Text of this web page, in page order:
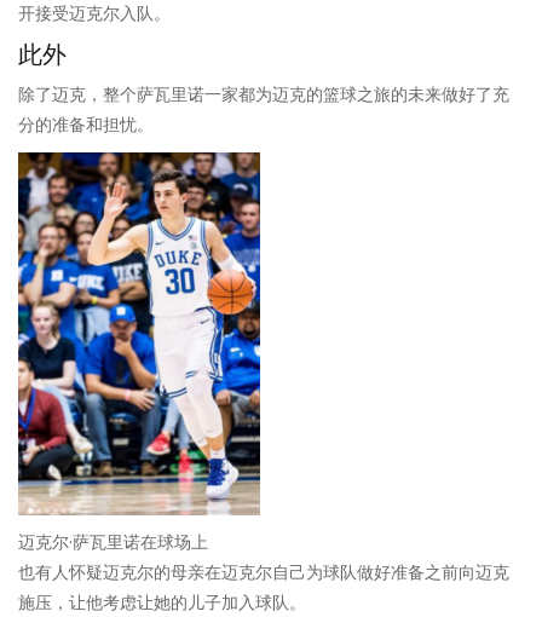
开接受迈克尔入队。
此外
除了迈克，整个萨瓦里诺一家都为迈克的篮球之旅的未来做好了充
分的准备和担忧。
迈克尔·萨瓦里诺在球场上
也有人怀疑迈克尔的母亲在迈克尔自己为球队做好准备之前向迈克
施压，让他考虑让她的儿子加入球队。